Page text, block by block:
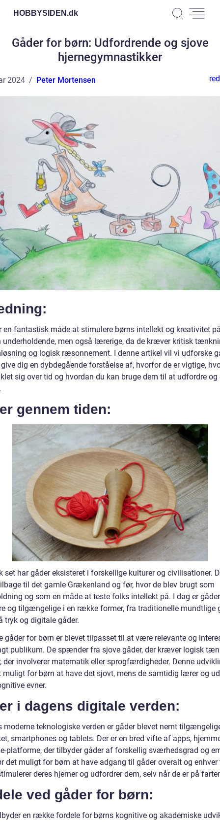
HOBBYSIDEN.dk
Gåder for børn: Udfordrende og sjove
hjernegymnastikker
2024 Peter Mortensen
en fantastisk måde at stimulere børns intellekt og kreativitet
underholdende, men også lærerige, da de kræver kritisk
og logisk ræsonnement. I denne artikel vil vi udforske
dig en dybdegående forståelse af, hvorfor de er vigtige,
sig over tid og hvordan du kan bruge dem til at udfordre
gennem tiden:
set har gåder eksisteret i forskellige kulturer og civilisationer.
til det gamle Grækenland og før, hvor de blev brugt som
og som en måde at teste folks intellekt på. I dag er
og tilgængelige i en række former, fra traditionelle mundtlige
tryk og digitale gåder.
gåder for børn er blevet tilpasset til at være relevante og
publikum. De spænder fra sjove gåder, der kræver logisk
der involverer matematik eller sprogfærdigheder. Denne
muligt for børn at have det sjovt, mens de samtidig lærer og
evner.
i dagens digitale verden:
moderne teknologiske verden er gåder blevet nemt
smartphones og tablets. Der er en bred vifte af apps,
platforme, der tilbyder gåder af forskellig sværhedsgrad og
det muligt for børn at have adgang til gåder overalt og enhver
deres hjerner og udfordrer dem, selv når de er på
ved gåder for børn:
en række fordele for børns kognitive og akademiske